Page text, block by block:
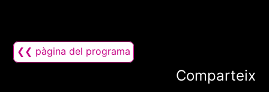
❮❮ pàgina del programa
Comparteix